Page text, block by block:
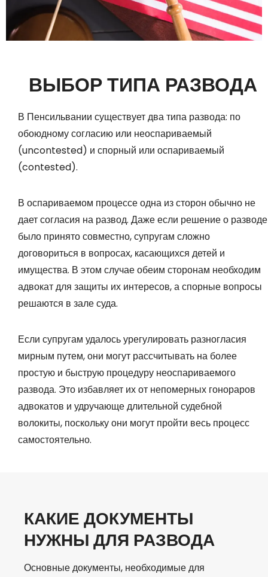
ВЫБОР ТИПА РАЗВОДА
В Пенсильвании существует два типа развода: по
обоюдному согласию или неоспариваемый
(uncontested) и спорный или оспариваемый
(contested).
В оспариваемом процессе одна из сторон обычно не
дает согласия на развод. Даже если решение о разводе
было принято совместно, супругам сложно
договориться в вопросах, касающихся детей и
имущества. В этом случае обеим сторонам необходим
адвокат для защиты их интересов, а спорные вопросы
решаются в зале суда.
Если супругам удалось урегулировать разногласия
мирным путем, они могут рассчитывать на более
простую и быструю процедуру неоспариваемого
развода. Это избавляет их от непомерных гонораров
адвокатов и удручающе длительной судебной
волокиты, поскольку они могут пройти весь процесс
самостоятельно.
КАКИЕ ДОКУМЕНТЫ
НУЖНЫ ДЛЯ РАЗВОДА
Основные документы, необходимые для